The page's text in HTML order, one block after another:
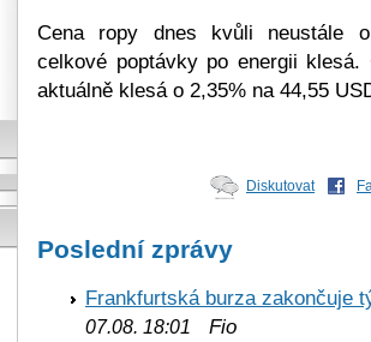
Cena ropy dnes kvůli neustále
celkové poptávky po energii klesá.
aktuálně klesá o 2,35% na 44,55
Diskutovat
Poslední zprávy
Frankfurtská burza zakončuje
07.08. 18:01
Fio